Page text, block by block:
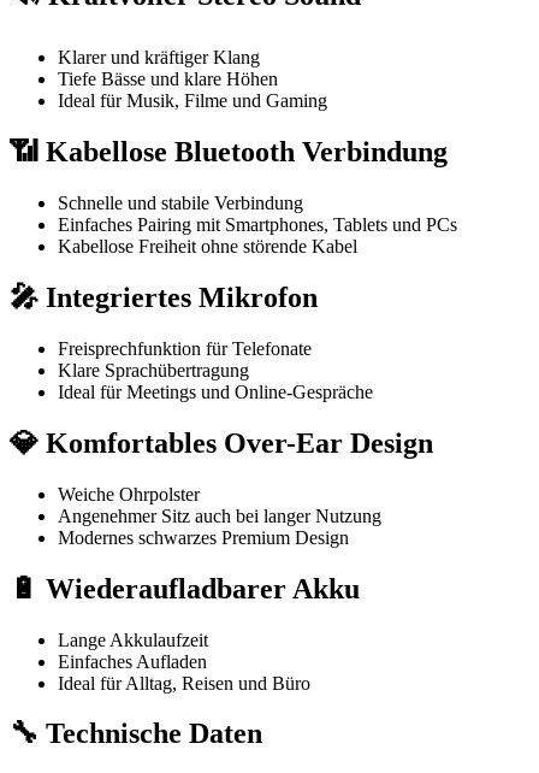
Klarer und kräftiger Klang
Tiefe Bässe und klare Höhen
Ideal für Musik, Filme und Gaming
📶 Kabellose Bluetooth Verbindung
Schnelle und stabile Verbindung
Einfaches Pairing mit Smartphones, Tablets und PCs
Kabellose Freiheit ohne störende Kabel
🎤 Integriertes Mikrofon
Freisprechfunktion für Telefonate
Klare Sprachübertragung
Ideal für Meetings und Online-Gespräche
💎 Komfortables Over-Ear Design
Weiche Ohrpolster
Angenehmer Sitz auch bei langer Nutzung
Modernes schwarzes Premium Design
🔋 Wiederaufladbarer Akku
Lange Akkulaufzeit
Einfaches Aufladen
Ideal für Alltag, Reisen und Büro
🔧 Technische Daten